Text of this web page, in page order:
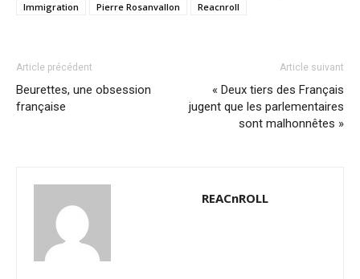
Immigration
Pierre Rosanvallon Reacnroll
Article précédent
Beurettes, une obsession
française
Article suivant
« Deux tiers des Français
jugent que les parlementaires
sont malhonnêtes »
REACnROLL